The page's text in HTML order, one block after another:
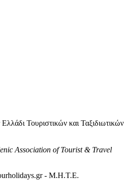
Τουριστικών και Ταξιδιωτικών
Association of Tourist & Travel
- M.H.T.E.